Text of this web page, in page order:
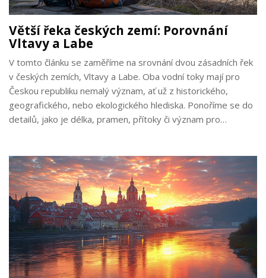
Větší řeka českých zemí: Porovnání
Vltavy a Labe
V tomto článku se zaměříme na srovnání dvou zásadních řek
v českých zemích, Vltavy a Labe. Oba vodní toky mají pro
Českou republiku nemalý význam, ať už z historického,
geografického, nebo ekologického hlediska. Ponoříme se do
detailů, jako je délka, pramen, přítoky či význam pro